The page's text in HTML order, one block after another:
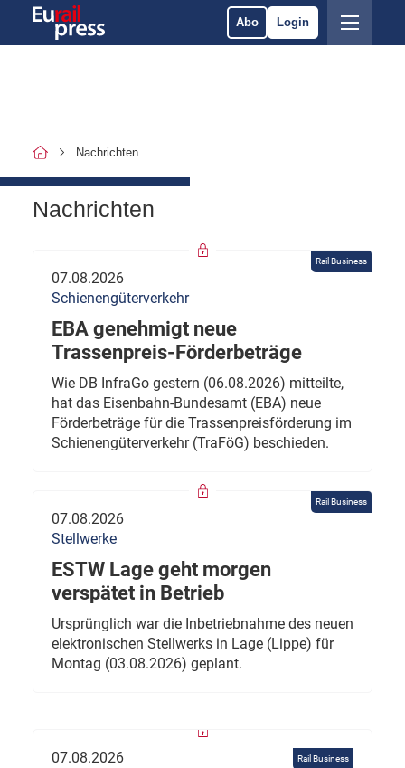
Abo Login
Nachrichten
Nachrichten
Rail Business
07.08.2026
Schienengüterverkehr
EBA genehmigt neue
Trassenpreis-Förderbeträge
Wie DB InfraGo gestern (06.08.2026) mitteilte,
hat das Eisenbahn-Bundesamt (EBA) neue
Förderbeträge für die Trassenpreisförderung im
Schienengüterverkehr (TraFöG) beschieden.
Rail Business
07.08.2026
Stellwerke
ESTW Lage geht morgen
verspätet in Betrieb
Ursprünglich war die Inbetriebnahme des neuen
elektronischen Stellwerks in Lage (Lippe) für
Montag (03.08.2026) geplant.
Rail Business
07.08.2026